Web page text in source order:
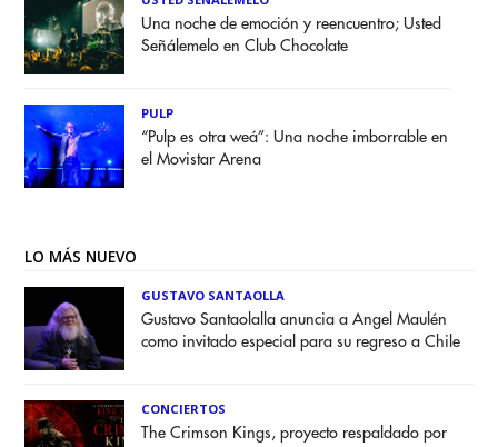
Una noche de emoción y reencuentro; Usted
Señálemelo en Club Chocolate
PULP
“Pulp es otra weá”: Una noche imborrable en
el Movistar Arena
LO MÁS NUEVO
GUSTAVO SANTAOLLA
Gustavo Santaolalla anuncia a Angel Maulén
como invitado especial para su regreso a Chile
CONCIERTOS
The Crimson Kings, proyecto respaldado por